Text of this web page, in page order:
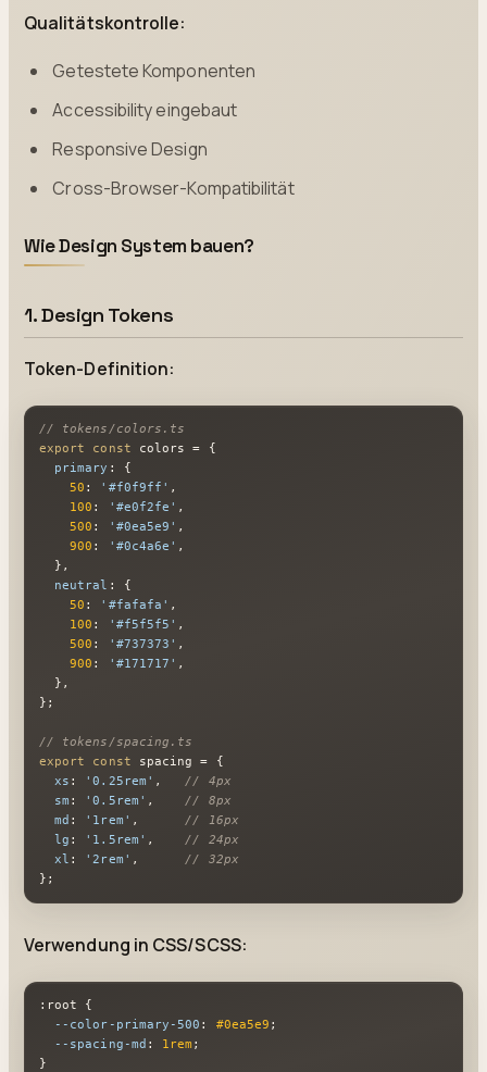
Qualitätskontrolle:
Getestete Komponenten
Accessibility eingebaut
Responsive Design
Cross-Browser-Kompatibilität
Wie Design System bauen?
1. Design Tokens
Token-Definition:
// tokens/colors.ts
export
const colors = {
primary : {
50 : '#f0f9ff' ,
100 : '#e0f2fe' ,
500 : '#0ea5e9' ,
900 : '#0c4a6e' ,
  },
neutral : {
50 : '#fafafa' ,
100 : '#f5f5f5' ,
500 : '#737373' ,
900 : '#171717' ,
  },
};
// tokens/spacing.ts
export
const spacing = {
xs : '0.25rem' , // 4px
sm : '0.5rem' , // 8px
md : '1rem' , // 16px
lg : '1.5rem' , // 24px
xl : '2rem' , // 32px
};
Verwendung in CSS/SCSS:
:root {
--color-primary-500 : #0ea5e9 ;
--spacing-md : 1rem ;
}